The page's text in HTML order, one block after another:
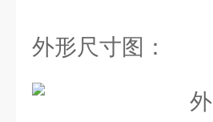
外形尺寸图：